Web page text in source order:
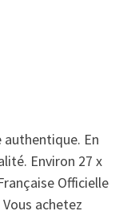
authentique. En
Environ 27 x
Officielle
achetez